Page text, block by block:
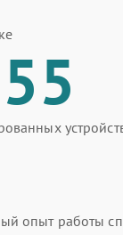
опыт работы